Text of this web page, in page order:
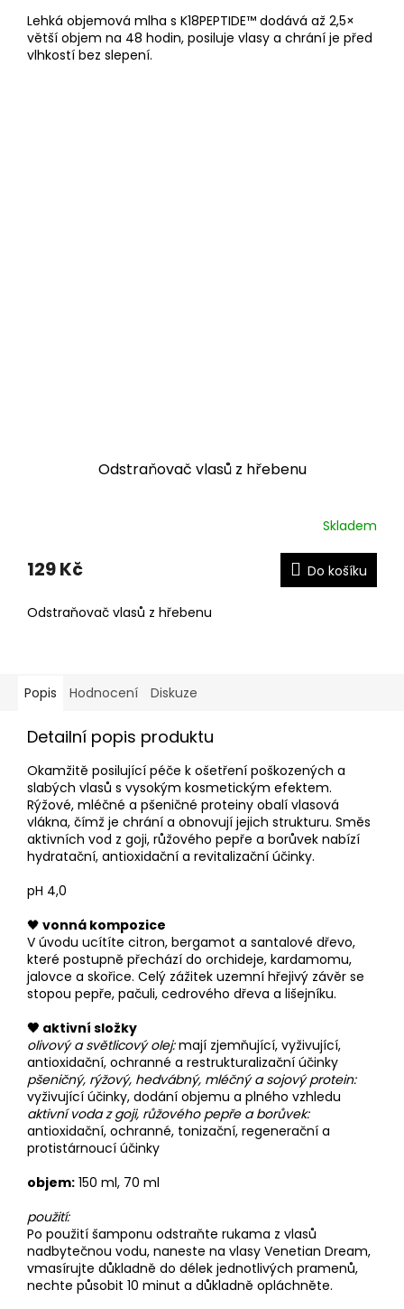
Lehká objemová mlha s K18PEPTIDE™ dodává až 2,5×
větší objem na 48 hodin, posiluje vlasy a chrání je před
vlhkostí bez slepení.
Odstraňovač vlasů z hřebenu
Skladem
129 Kč Do košíku
Odstraňovač vlasů z hřebenu
Popis Hodnocení Diskuze
Detailní popis produktu
Okamžitě posilující péče k ošetření poškozených a
slabých vlasů s vysokým kosmetickým efektem.
Rýžové, mléčné a pšeničné proteiny obalí vlasová
vlákna, čímž je chrání a obnovují jejich strukturu. Směs
aktivních vod z goji, růžového pepře a borůvek nabízí
hydratační, antioxidační a revitalizační účinky.
pH 4,0
🖤 vonná kompozice
V úvodu ucítíte citron, bergamot a santalové dřevo,
které postupně přechází do orchideje, kardamomu,
jalovce a skořice. Celý zážitek uzemní hřejivý závěr se
stopou pepře, pačuli, cedrového dřeva a lišejníku.
🖤 aktivní složky
olivový a světlicový olej:mají zjemňující, vyživující,
antioxidační, ochranné a restrukturalizační účinky
pšeničný, rýžový, hedvábný, mléčný a sojový protein:
vyživující účinky, dodání objemu a plného vzhledu
aktivní voda z goji, růžového pepře a borůvek:
antioxidační, ochranné, tonizační, regenerační a
protistárnoucí účinky
objem: 150 ml, 70 ml
použití:
Po použití šamponu odstraňte rukama z vlasů
nadbytečnou vodu, naneste na vlasy Venetian Dream,
vmasírujte důkladně do délek jednotlivých pramenů,
nechte působit 10 minut a důkladně opláchněte.